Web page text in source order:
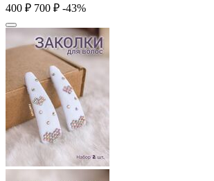
‍400‍ ₽ ‍700‍ ₽ -43%